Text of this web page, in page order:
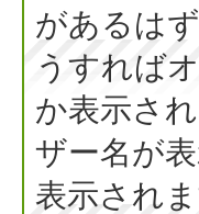
があるは
うすれば
か表示さ
ザー名が
表示されま